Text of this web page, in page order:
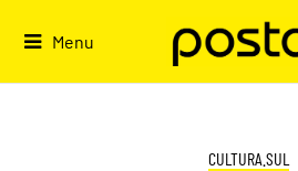
Menu
CULTURA.SUL